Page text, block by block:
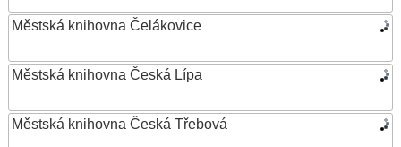
Městská knihovna Čelákovice
Městská knihovna Česká Lípa
Městská knihovna Česká Třebová